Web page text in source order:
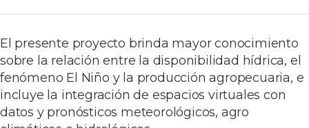
El presente proyecto brinda mayor conocimiento
sobre la relación entre la disponibilidad hídrica, el
fenómeno El Niño y la producción agropecuaria, e
incluye la integración de espacios virtuales con
datos y pronósticos meteorológicos, agro